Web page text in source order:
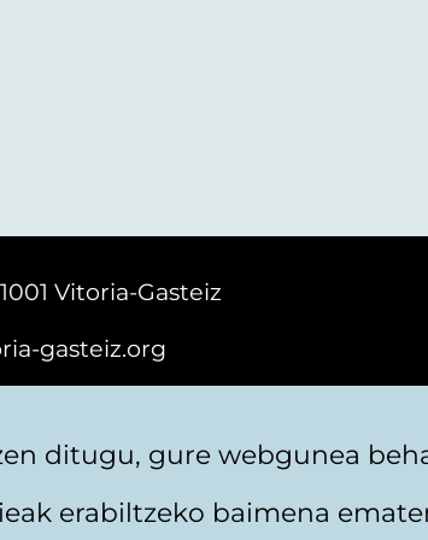
Vitoria-Gasteiz
gasteiz.org
ditugu, gure webgunea
erabiltzeko baimena